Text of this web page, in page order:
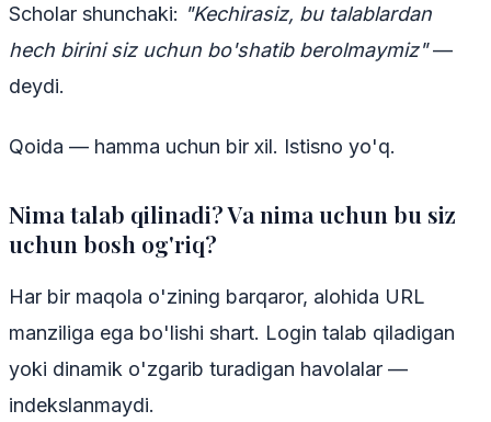
Scholar shunchaki: "Kechirasiz, bu talablardan
hech birini siz uchun bo'shatib berolmaymiz"—
deydi.
Qoida — hamma uchun bir xil. Istisno yo'q.
Nima talab qilinadi? Va nima uchun bu siz
uchun bosh og'riq?
Har bir maqola o'zining barqaror, alohida URL
manziliga ega bo'lishi shart. Login talab qiladigan
yoki dinamik o'zgarib turadigan havolalar —
indekslanmaydi.